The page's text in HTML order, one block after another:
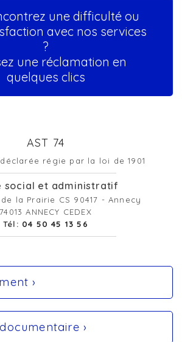
une difficulté ou
avec nos services
?
une réclamation en
quelques clics
AST 74
régie par la loi de 1901
social et administratif
la Prairie CS 90417 - Annecy
74013 ANNECY CEDEX
Tél: 04 50 45 13 56
›
›